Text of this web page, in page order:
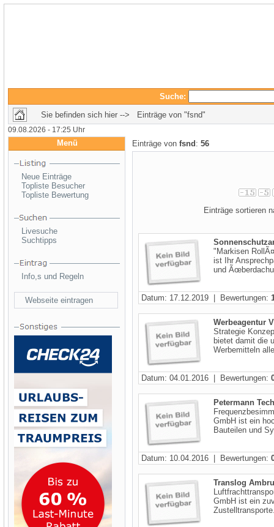
Suche:
Sie befinden sich hier --> Einträge von "fsnd"
09.08.2026 - 17:25 Uhr
Menü
Neue Einträge
Topliste Besucher
Topliste Bewertung
Livesuche
Suchtipps
Info,s und Regeln
Webseite eintragen
Einträge von fsnd : 56
Einträge sortieren
"Markisen
ist Ihr
und
Datum: 17.12.2019 | Bewertungen:
Werbeagentur
Strategie
bietet damit die
Werbemitteln
Datum: 04.01.2016 | Bewertungen:
Petermann
GmbH ist ein
Bauteilen und
Datum: 10.04.2016 | Bewertungen:
Translog
GmbH ist ein